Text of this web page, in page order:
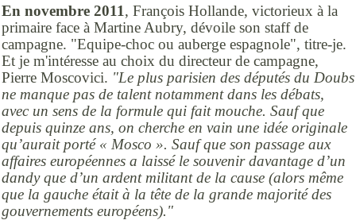
En novembre 2011, François Hollande, victorieux à la
primaire face à Martine Aubry, dévoile son staff de
campagne. "Equipe-choc ou auberge espagnole", titre-je.
Et je m'intéresse au choix du directeur de campagne,
Pierre Moscovici. "Le plus parisien des députés du Doubs
ne manque pas de talent notamment dans les débats,
avec un sens de la formule qui fait mouche. Sauf que
depuis quinze ans, on cherche en vain une idée originale
qu’aurait porté « Mosco ». Sauf que son passage aux
affaires européennes a laissé le souvenir davantage d’un
dandy que d’un ardent militant de la cause (alors même
que la gauche était à la tête de la grande majorité des
gouvernements européens)."